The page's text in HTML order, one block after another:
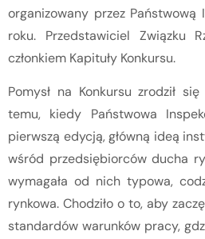
organizowany przez
roku. Przedstawiciel Związku
członkiem Kapituły Konkursu.
Pomysł na Konkursu zrodził
temu, kiedy Państwowa
pierwszą edycją, główną ideą
wśród przedsiębiorców ducha
wymagała od nich typowa,
rynkowa. Chodziło o to, aby
standardów warunków pracy,